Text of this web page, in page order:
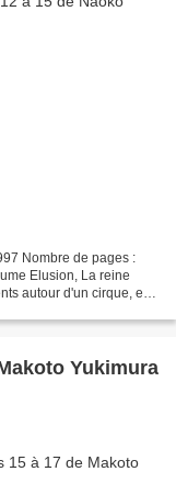
Nombre de pages :
Elusion, La reine
autour d'un cirque, et
Yukimura